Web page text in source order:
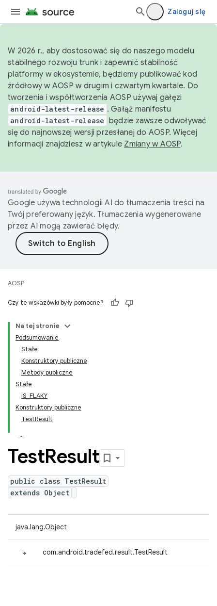
Zaloguj się
W 2026 r., aby dostosować się do naszego modelu
stabilnego rozwoju trunk i zapewnić stabilność
platformy w ekosystemie, będziemy publikować kod
źródłowy w AOSP w drugim i czwartym kwartale. Do
tworzenia i współtworzenia AOSP używaj gałęzi
android-latest-release . Gałąź manifestu
android-latest-release będzie zawsze odwoływać
się do najnowszej wersji przesłanej do AOSP. Więcej
informacji znajdziesz w artykule Zmiany w AOSP.
Google używa technologii AI do tłumaczenia treści na
Twój preferowany język. Tłumaczenia wygenerowane
przez AI mogą zawierać błędy.
AOSP
Czy te wskazówki były pomocne?
Na tej stronie
Podsumowanie
Stałe
Konstruktory publiczne
Metody publiczne
Stałe
IS_FLAKY
Konstruktory publiczne
TestResult
TestResult
public class TestResult
extends Object
java.lang.Object
↳ com.android.tradefed.result.TestResult